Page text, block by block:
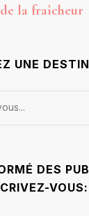
la fraîcheur
UNE
DES
VOUS: